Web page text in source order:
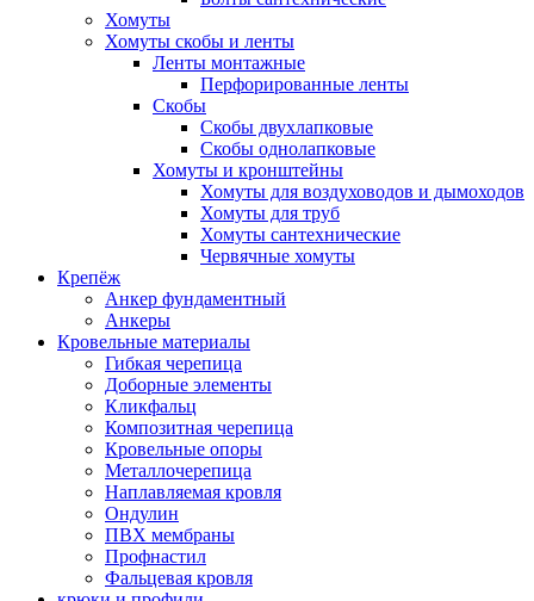
Хомуты
Хомуты скобы и ленты
Ленты монтажные
Перфорированные ленты
Скобы
Скобы двухлапковые
Скобы однолапковые
Хомуты и кронштейны
Хомуты для воздуховодов и дымоходов
Хомуты для труб
Хомуты сантехнические
Червячные хомуты
Крепёж
Анкер фундаментный
Анкеры
Кровельные материалы
Гибкая черепица
Доборные элементы
Кликфальц
Композитная черепица
Кровельные опоры
Металлочерепица
Наплавляемая кровля
Ондулин
ПВХ мембраны
Профнастил
Фальцевая кровля